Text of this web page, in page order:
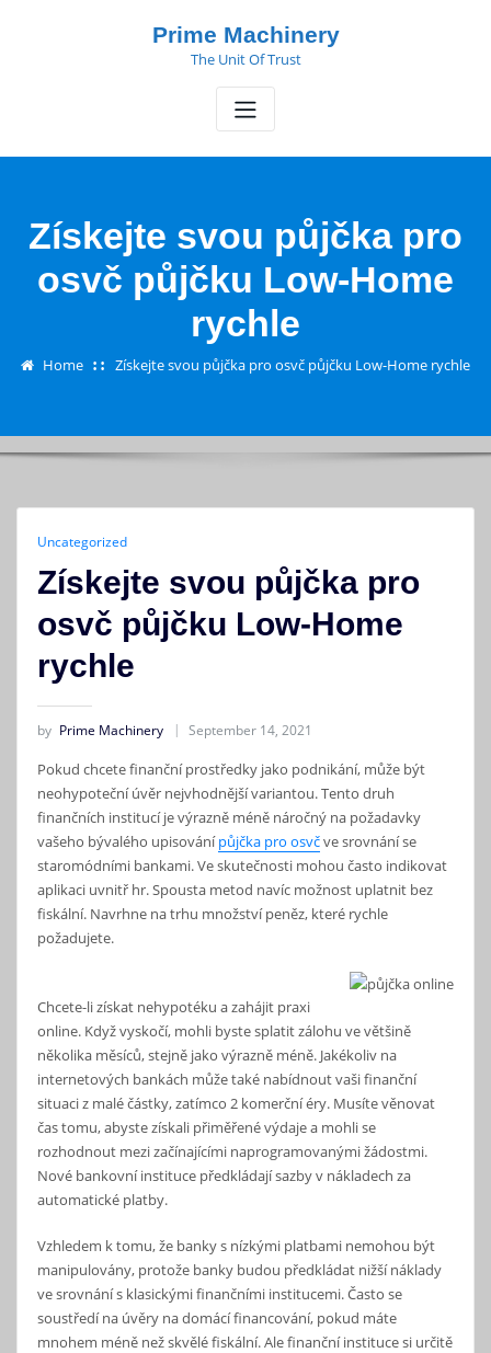
Prime Machinery
The Unit Of Trust
Získejte svou půjčka pro
osvč půjčku Low-Home
rychle
Home Získejte svou půjčka pro osvč půjčku Low-Home rychle
Uncategorized
Získejte svou půjčka pro
osvč půjčku Low-Home
rychle
by Prime Machinery September 14, 2021
Pokud chcete finanční prostředky jako podnikání, může být
neohypoteční úvěr nejvhodnější variantou. Tento druh
finančních institucí je výrazně méně náročný na požadavky
vašeho bývalého upisovánípůjčka pro osvčve srovnání se
staromódními bankami. Ve skutečnosti mohou často indikovat
aplikaci uvnitř hr. Spousta metod navíc možnost uplatnit bez
fiskální. Navrhne na trhu množství peněz, které rychle
požadujete.
Chcete-li získat nehypotéku a zahájit praxi
online. Když vyskočí, mohli byste splatit zálohu ve většině
několika měsíců, stejně jako výrazně méně. Jakékoliv na
internetových bankách může také nabídnout vaši finanční
situaci z malé částky, zatímco 2 komerční éry. Musíte věnovat
čas tomu, abyste získali přiměřené výdaje a mohli se
rozhodnout mezi začínajícími naprogramovanými žádostmi.
Nové bankovní instituce předkládají sazby v nákladech za
automatické platby.
Vzhledem k tomu, že banky s nízkými platbami nemohou být
manipulovány, protože banky budou předkládat nižší náklady
ve srovnání s klasickými finančními institucemi. Často se
soustředí na úvěry na domácí financování, pokud máte
mnohem méně než skvělé fiskální. Ale finanční instituce si určitě